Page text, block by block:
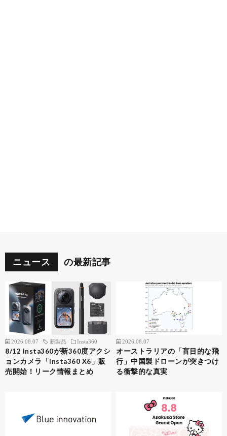
ニュース の最新記事
2026.08.07 新製品 Insta360
8/12 Insta360が新360度アクシ
ョンカメラ「Insta360 X6」販
売開始！リーク情報まとめ
2026.08.07
オーストラリアの「盲目的な飛
行」中国製ドローンが突きつけ
る衝撃的な真実